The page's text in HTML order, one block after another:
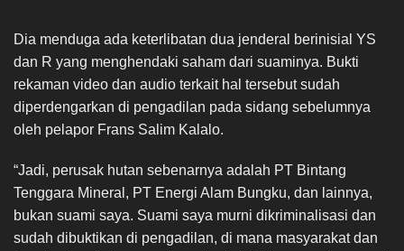
Dia menduga ada keterlibatan dua jenderal berinisial YS
dan R yang menghendaki saham dari suaminya. Bukti
rekaman video dan audio terkait hal tersebut sudah
diperdengarkan di pengadilan pada sidang sebelumnya
oleh pelapor Frans Salim Kalalo.
“Jadi, perusak hutan sebenarnya adalah PT Bintang
Tenggara Mineral, PT Energi Alam Bungku, dan lainnya,
bukan suami saya. Suami saya murni dikriminalisasi dan
sudah dibuktikan di pengadilan, di mana masyarakat dan